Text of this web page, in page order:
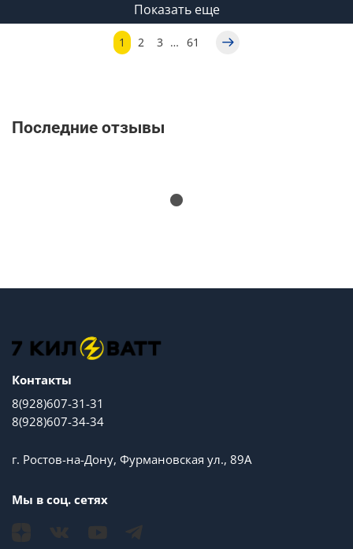
Показать еще
1 2 3 … 61
Последние отзывы
Контакты
8(928)607-31-31
8(928)607-34-34
г. Ростов-на-Дону, Фурмановская ул., 89А
Мы в соц. сетях